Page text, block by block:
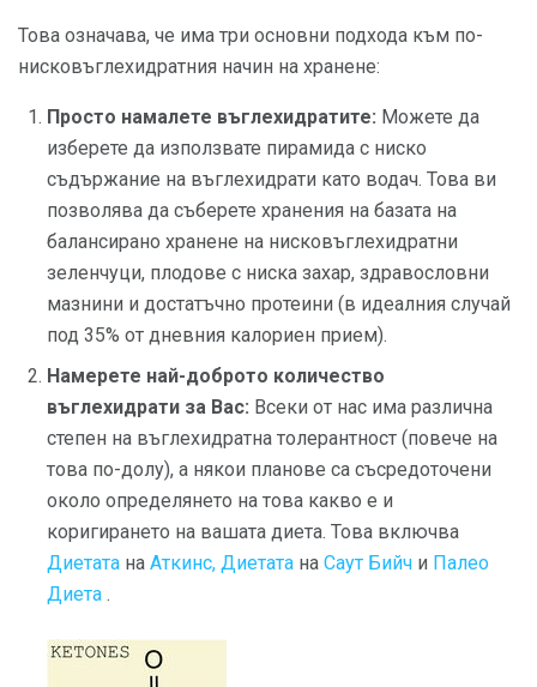
Това означава, че има три основни подхода към по-
нисковъглехидратния начин на хранене:
Просто намалете въглехидратите: Можете да
изберете да използвате пирамида с ниско
съдържание на въглехидрати като водач. Това ви
позволява да съберете хранения на базата на
балансирано хранене на нисковъглехидратни
зеленчуци, плодове с ниска захар, здравословни
мазнини и достатъчно протеини (в идеалния случай
под 35% от дневния калориен прием).
Намерете най-доброто количество
въглехидрати за Вас: Всеки от нас има различна
степен на въглехидратна толерантност (повече на
това по-долу), а някои планове са съсредоточени
около определянето на това какво е и
коригирането на вашата диета. Това включва
Диетата на Аткинс, Диетата на Саут Бийч и Палео
Диета .